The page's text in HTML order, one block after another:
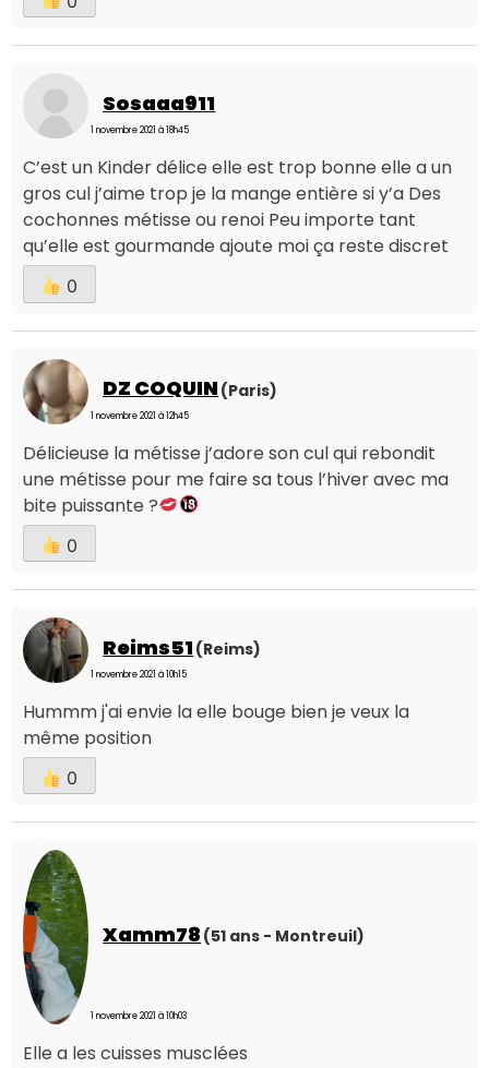
Sosaaa911
1 novembre 2021 à 18h45
C’est un Kinder délice elle est trop bonne elle a un
gros cul j’aime trop je la mange entière si y’a Des
cochonnes métisse ou renoi Peu importe tant
qu’elle est gourmande ajoute moi ça reste discret
0
DZ COQUIN (Paris)
1 novembre 2021 à 12h45
Délicieuse la métisse j’adore son cul qui rebondit
une métisse pour me faire sa tous l’hiver avec ma
bite puissante ?
0
Reims51 (Reims)
1 novembre 2021 à 10h15
Hummm j'ai envie la elle bouge bien je veux la
même position
0
Xamm78 (51 ans - Montreuil)
1 novembre 2021 à 10h03
Elle a les cuisses musclées